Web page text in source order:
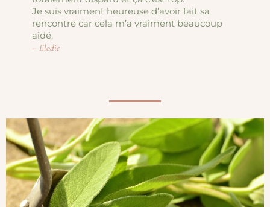
Je suis vraiment heureuse d’avoir fait sa
rencontre car cela m’a vraiment beaucoup
aidé.
– Elodie